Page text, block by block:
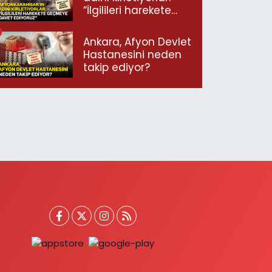
“İlgilileri harekete
ediyoruz”
Ankara, Afyon Devlet
Hastanesini neden
takip ediyor?